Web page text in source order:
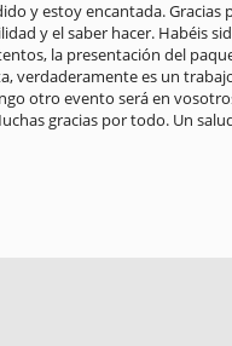
Gracias por la
Habéis sido
del paquete es
es un trabajo hecho con
en vosotros en los
Un saludo